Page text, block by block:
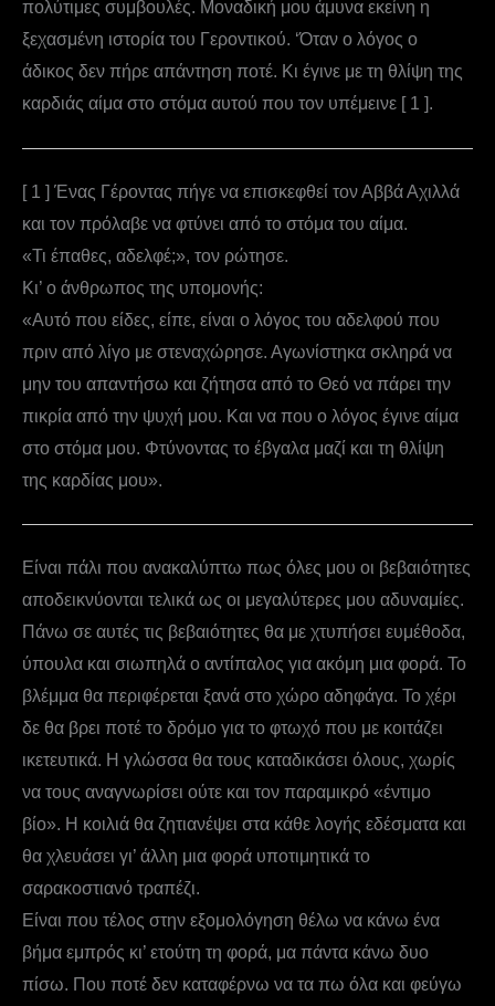
πολύτιμες συμβουλές. Μοναδική μου άμυνα εκείνη η
ξεχασμένη ιστορία του Γεροντικού. ‘Όταν ο λόγος ο
άδικος δεν πήρε απάντηση ποτέ. Κι έγινε με τη θλίψη της
καρδιάς αίμα στο στόμα αυτού που τον υπέμεινε [ 1 ].
[ 1 ] Ένας Γέροντας πήγε να επισκεφθεί τον Αββά Αχιλλά
και τον πρόλαβε να φτύνει από το στόμα του αίμα.
«Τι έπαθες, αδελφέ;», τον ρώτησε.
Κι’ ο άνθρωπος της υπομονής:
«Αυτό που είδες, είπε, είναι ο λόγος του αδελφού που
πριν από λίγο με στεναχώρησε. Αγωνίστηκα σκληρά να
μην του απαντήσω και ζήτησα από το Θεό να πάρει την
πικρία από την ψυχή μου. Και να που ο λόγος έγινε αίμα
στο στόμα μου. Φτύνοντας το έβγαλα μαζί και τη θλίψη
της καρδίας μου».
Είναι πάλι που ανακαλύπτω πως όλες μου οι βεβαιότητες
αποδεικνύονται τελικά ως οι μεγαλύτερες μου αδυναμίες.
Πάνω σε αυτές τις βεβαιότητες θα με χτυπήσει ευμέθοδα,
ύπουλα και σιωπηλά ο αντίπαλος για ακόμη μια φορά. Το
βλέμμα θα περιφέρεται ξανά στο χώρο αδηφάγα. Το χέρι
δε θα βρει ποτέ το δρόμο για το φτωχό που με κοιτάζει
ικετευτικά. Η γλώσσα θα τους καταδικάσει όλους, χωρίς
να τους αναγνωρίσει ούτε και τον παραμικρό «έντιμο
βίο». Η κοιλιά θα ζητιανέψει στα κάθε λογής εδέσματα και
θα χλευάσει γι’ άλλη μια φορά υποτιμητικά το
σαρακοστιανό τραπέζι.
Είναι που τέλος στην εξομολόγηση θέλω να κάνω ένα
βήμα εμπρός κι’ ετούτη τη φορά, μα πάντα κάνω δυο
πίσω. Που ποτέ δεν καταφέρνω να τα πω όλα και φεύγω